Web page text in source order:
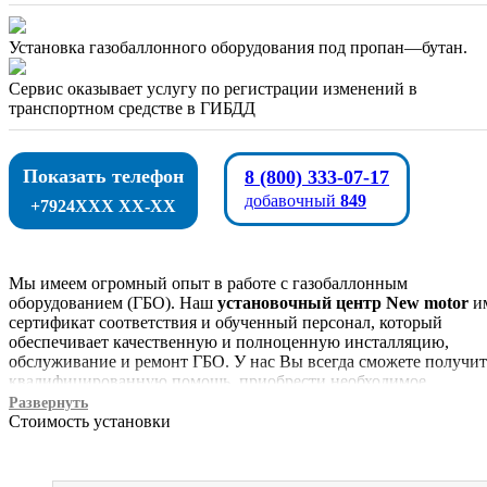
Установка газобаллонного оборудования под пропан—бутан.
Сервис оказывает услугу по регистрации изменений в
транспортном средстве в ГИБДД
Показать телефон
+7924XXX XX-XX
8 (800) 333-07-17
добавочный 849
Мы имеем огромный опыт в работе с газобаллонным
оборудованием (ГБО). Наш установочный центр New motor
сертификат соответствия и обученный персонал, который
обеспечивает качественную и полноценную инсталляцию,
обслуживание и ремонт ГБО. У нас Вы всегда сможете
квалифицированную помощь, приобрести необходимое
оборудование и комплектующие. Главный принцип работы
компании – это наивысшее качество работы.
Развернуть
Стоимость установки